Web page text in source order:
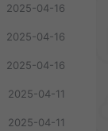
2025-04-16
2025-04-16
2025-04-16
2025-04-11
2025-04-11